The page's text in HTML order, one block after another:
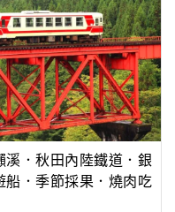
．秋田內陸鐵道．銀
船．季節採果．燒肉吃